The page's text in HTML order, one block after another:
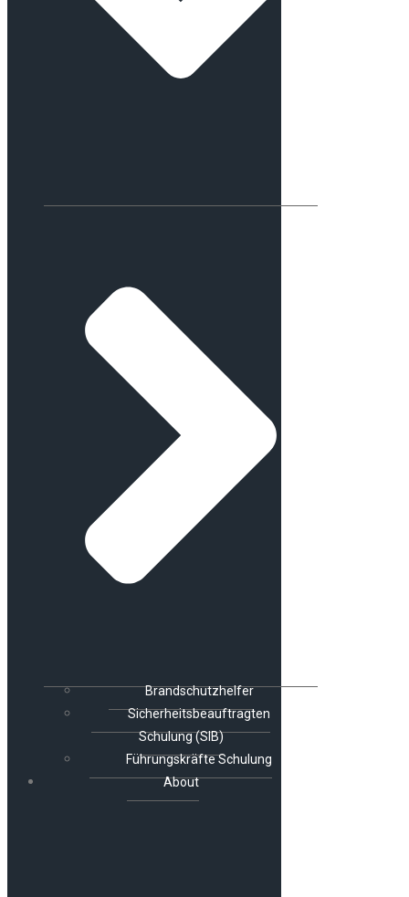
Brandschutzhelfer
Sicherheitsbeauftragten
Schulung (SIB)
Führungskräfte Schulung
About